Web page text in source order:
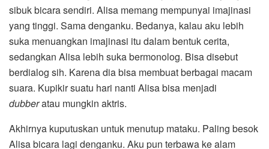
sibuk bicara sendiri. Alisa memang mempunyai imajinasi
yang tinggi. Sama denganku. Bedanya, kalau aku lebih
suka menuangkan imajinasi itu dalam bentuk cerita,
sedangkan Alisa lebih suka bermonolog. Bisa disebut
berdialog sih. Karena dia bisa membuat berbagai macam
suara. Kupikir suatu hari nanti Alisa bisa menjadi
dubberatau mungkin aktris.
Akhirnya kuputuskan untuk menutup mataku. Paling besok
Alisa bicara lagi denganku. Aku pun terbawa ke alam